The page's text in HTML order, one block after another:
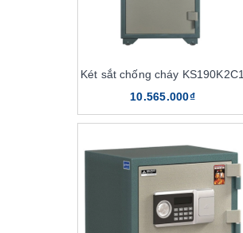
Két sắt chống cháy KS190K2C1
10.565.000₫